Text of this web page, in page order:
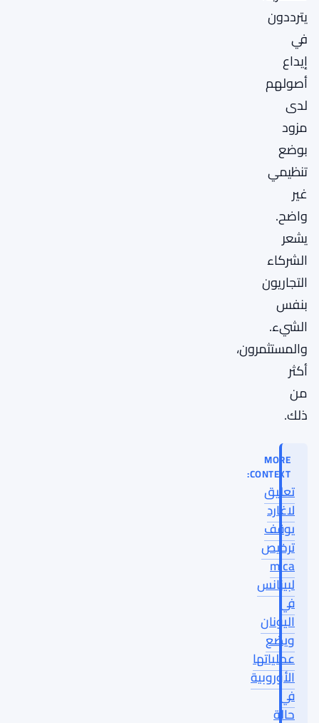
يترددون
في
إيداع
أصولهم
لدى
مزود
بوضع
تنظيمي
غير
واضح.
يشعر
الشركاء
التجاريون
بنفس
الشيء.
والمستثمرون،
أكثر
من
ذلك.
MORE
CONTEXT:
تعليق
لاغارد
يوقف
ترخيص
mica
لبينانس
في
اليونان
ويضع
عملياتها
الأوروبية
في
حالة